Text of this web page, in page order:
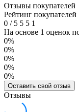
Отзывы покупателей
Рейтинг покупателей
0 /5 5 5 1
На основе 1 оценок
0%
0%
0%
0%
0%
Оставить свой отзыв
Отзывы